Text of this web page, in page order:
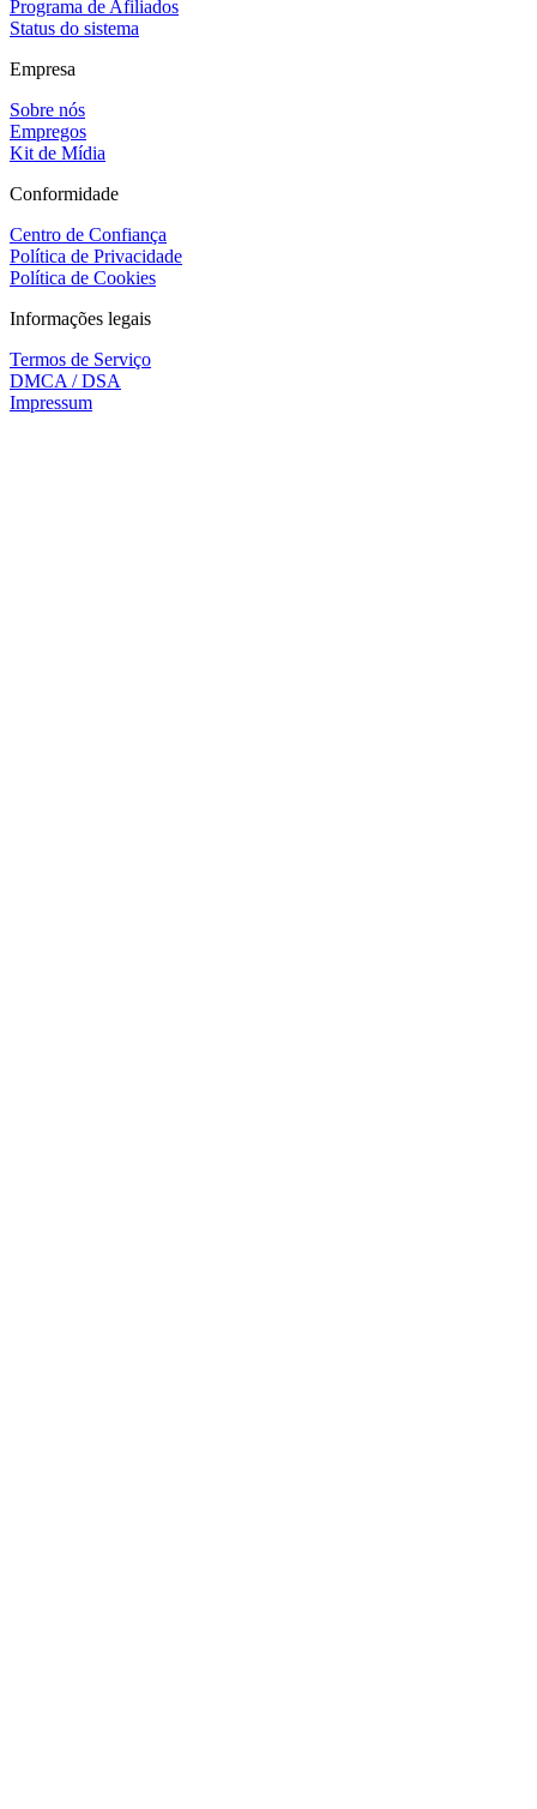
Programa de Afiliados
Status do sistema
Empresa
Sobre nós
Empregos
Kit de Mídia
Conformidade
Centro de Confiança
Política de Privacidade
Política de Cookies
Informações legais
Termos de Serviço
DMCA / DSA
Impressum